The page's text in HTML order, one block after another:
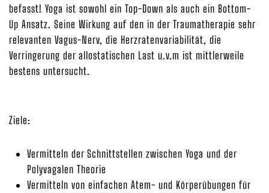
befasst! Yoga ist sowohl ein Top-Down als auch ein Bottom-
Up Ansatz. Seine Wirkung auf den in der Traumatherapie sehr
relevanten Vagus-Nerv, die Herzratenvariabilität, die
Verringerung der allostatischen Last u.v.m ist mittlerweile
bestens untersucht.
Ziele:
Vermitteln der Schnittstellen zwischen Yoga und der
Polyvagalen Theorie
Vermitteln von einfachen Atem- und Körperübungen für